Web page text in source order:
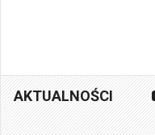
AKTUALNOŚCI